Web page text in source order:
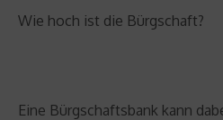
Wie hoch ist die Bürgschaft?
Eine Bürgschaftsbank kann